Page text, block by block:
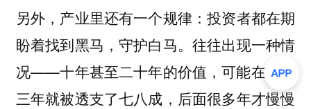
另外，产业里还有一个规律：投资者都在期
盼着找到黑马，守护白马。往往出现一种情
况——十年甚至二十年的价值，可能在前两
三年就被透支了七八成，后面很多年才慢慢